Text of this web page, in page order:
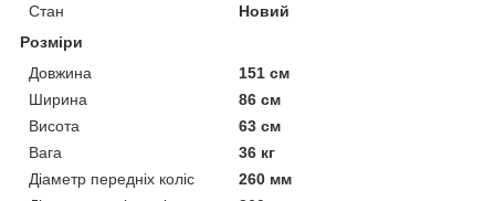
Стан
Новий
Розміри
Довжина
151 см
Ширина
86 см
Висота
63 см
Вага
36 кг
Діаметр передніх коліс
260 мм